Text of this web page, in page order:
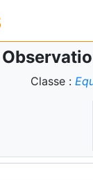
Classe :